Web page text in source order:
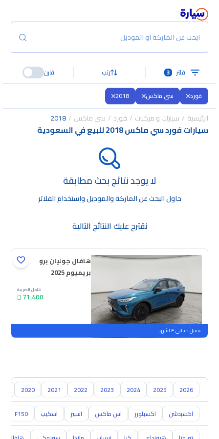
ابحث عن الماركة او الموديل
فلتر 3 رتب قارن
فورد سي ماكس 2018
الرئيسية سيارات و مركبات فورد سي ماكس 2018
سيارات فورد سي ماكس 2018 للبيع في السعودية
لا يوجد نتائج بحث مطابقة
حاول البحث عن الماركة والموديل واستخدام الفلاتر
نقترح عليك النتائج التالية
هافال جوليان برو
بريميوم 2025
شامل الضريبة
71,400
جديدة
ملوحة
غسيل مجاني ٣ اشهر
2026
2025
2024
2023
2022
2021
2020
اكسبدشن اكسبلورر اس ماكس اسبير اسكيب F150